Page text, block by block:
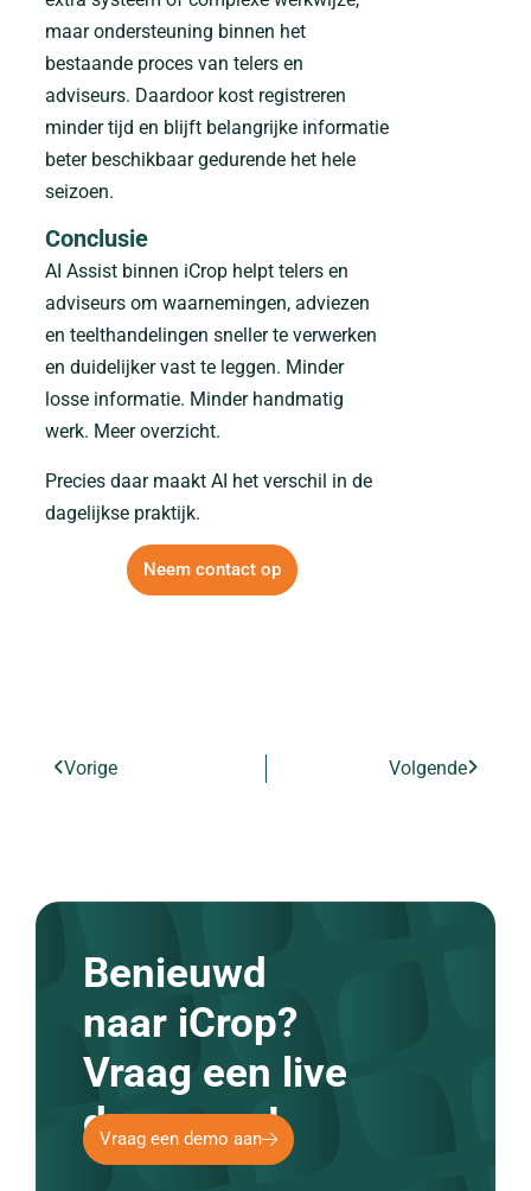
maar ondersteuning binnen het
bestaande proces van telers en
adviseurs. Daardoor kost registreren
minder tijd en blijft belangrijke informatie
beter beschikbaar gedurende het hele
seizoen.
Conclusie
AI Assist binnen iCrop helpt telers en
adviseurs om waarnemingen, adviezen
en teelthandelingen sneller te verwerken
en duidelijker vast te leggen. Minder
losse informatie. Minder handmatig
werk. Meer overzicht.
Precies daar maakt AI het verschil in de
dagelijkse praktijk.
Neem contact op
Vorige Volgende
Benieuwd
naar iCrop?
Vraag een live
demo aan!
Vraag een demo aan